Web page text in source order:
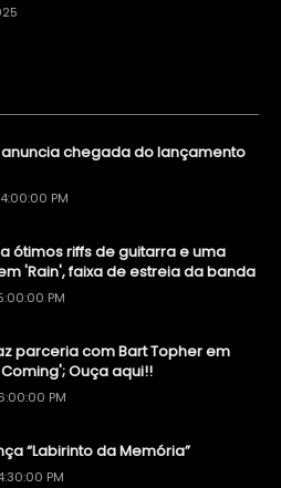
chegada do lançamento
PM
ótimos riffs de guitarra e uma
'Rain', faixa de estreia da banda
PM
parceria com Bart Topher em
Ouça aqui!!
PM
“Labirinto da Memória”
PM